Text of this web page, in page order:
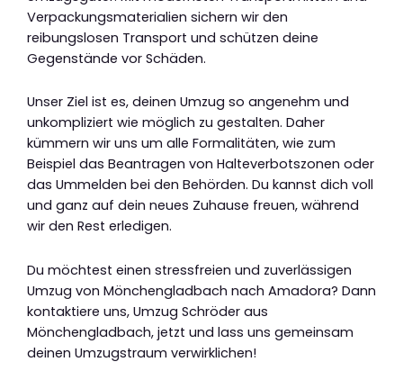
Verpackungsmaterialien sichern wir den
reibungslosen Transport und schützen deine
Gegenstände vor Schäden.
Unser Ziel ist es, deinen Umzug so angenehm und
unkompliziert wie möglich zu gestalten. Daher
kümmern wir uns um alle Formalitäten, wie zum
Beispiel das Beantragen von Halteverbotszonen oder
das Ummelden bei den Behörden. Du kannst dich voll
und ganz auf dein neues Zuhause freuen, während
wir den Rest erledigen.
Du möchtest einen stressfreien und zuverlässigen
Umzug von Mönchengladbach nach Amadora? Dann
kontaktiere uns, Umzug Schröder aus
Mönchengladbach, jetzt und lass uns gemeinsam
deinen Umzugstraum verwirklichen!